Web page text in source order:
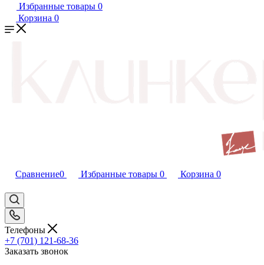
Избранные товары 0
Корзина 0
Сравнение0 Избранные товары 0 Корзина 0
Телефоны
+7 (701) 121-68-36
Заказать звонок